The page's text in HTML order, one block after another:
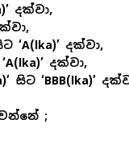
දක්වා,
දක්වා,
දක්වා,
සිට ‘BBB(lka)’
;